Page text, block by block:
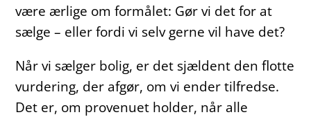
være ærlige om formålet: Gør vi det for at
sælge – eller fordi vi selv gerne vil have det?
Når vi sælger bolig, er det sjældent den flotte
vurdering, der afgør, om vi ender tilfredse.
Det er, om provenuet holder, når alle